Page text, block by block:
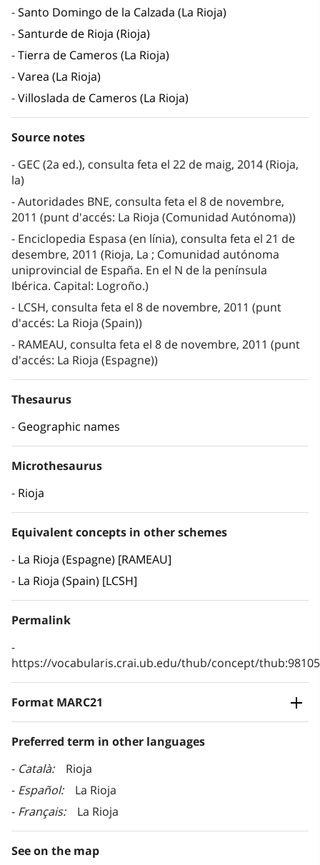
Santo Domingo de la Calzada (La Rioja)
Santurde de Rioja (Rioja)
Tierra de Cameros (La Rioja)
Varea (La Rioja)
Villoslada de Cameros (La Rioja)
Source notes
GEC (2a ed.), consulta feta el 22 de maig, 2014 (Rioja,
la)
Autoridades BNE, consulta feta el 8 de novembre,
2011 (punt d'accés: La Rioja (Comunidad Autónoma))
Enciclopedia Espasa (en línia), consulta feta el 21 de
desembre, 2011 (Rioja, La ; Comunidad autónoma
uniprovincial de España. En el N de la península
Ibérica. Capital: Logroño.)
LCSH, consulta feta el 8 de novembre, 2011 (punt
d'accés: La Rioja (Spain))
RAMEAU, consulta feta el 8 de novembre, 2011 (punt
d'accés: La Rioja (Espagne))
Thesaurus
Geographic names
Microthesaurus
Rioja
Equivalent concepts in other schemes
La Rioja (Espagne) [RAMEAU]
La Rioja (Spain) [LCSH]
Permalink
https://vocabularis.crai.ub.edu/thub/concept/
Format MARC21
Preferred term in other languages
Català
Rioja
Español
La Rioja
Français
La Rioja
See on the map